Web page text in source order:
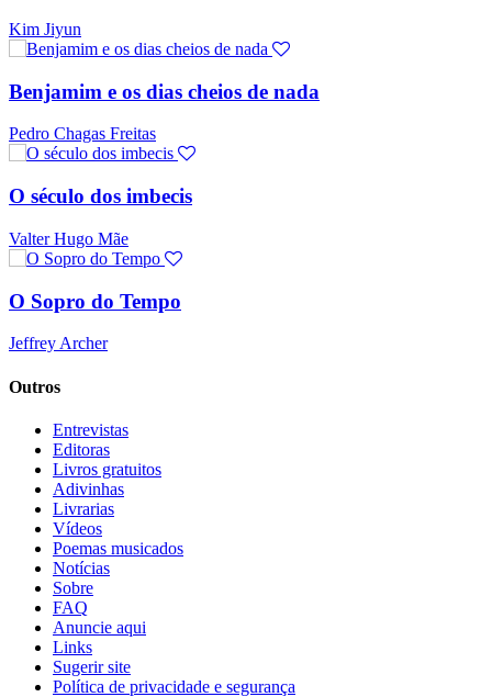
Kim Jiyun
Benjamim e os dias cheios de nada
Pedro Chagas Freitas
O século dos imbecis
Valter Hugo Mãe
O Sopro do Tempo
Jeffrey Archer
Outros
Entrevistas
Editoras
Livros gratuitos
Adivinhas
Livrarias
Vídeos
Poemas musicados
Notícias
Sobre
FAQ
Anuncie aqui
Links
Sugerir site
Política de privacidade e segurança